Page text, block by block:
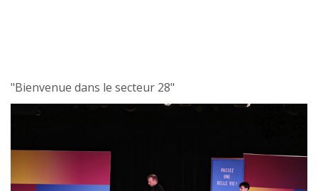
"Bienvenue dans le secteur 28"